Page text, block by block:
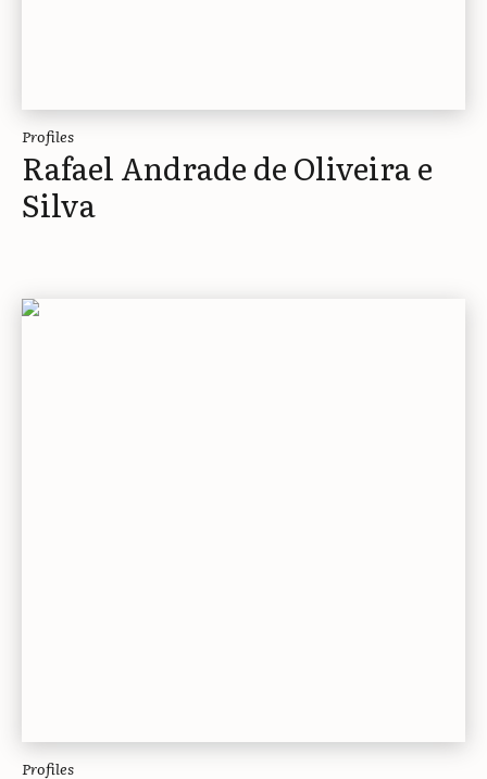
Profiles
Rafael Andrade de Oliveira e
Silva
Profiles